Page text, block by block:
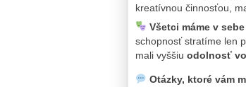
kreatívnou činnosťou,
Všetci máme v
schopnosť stratíme len
mali vyššiu odolnosť
Otázky, ktoré vám